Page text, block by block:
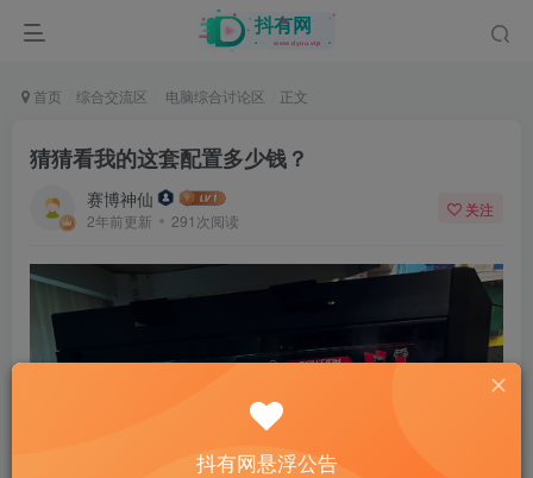
首页 综合交流区 电脑综合讨论区 正文
猜猜看我的这套配置多少钱？
赛博神仙
2年前更新 291次阅读
关注
抖有网悬浮公告